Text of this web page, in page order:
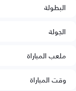
البطولة
الجولة
ملعب المباراة
وقت المباراة